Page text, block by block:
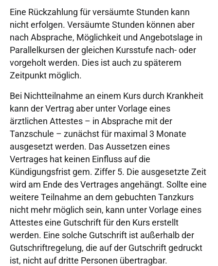
Eine Rückzahlung für versäumte Stunden kann
nicht erfolgen. Versäumte Stunden können aber
nach Absprache, Möglichkeit und Angebotslage in
Parallelkursen der gleichen Kursstufe nach- oder
vorgeholt werden. Dies ist auch zu späterem
Zeitpunkt möglich.
Bei Nichtteilnahme an einem Kurs durch Krankheit
kann der Vertrag aber unter Vorlage eines
ärztlichen Attestes – in Absprache mit der
Tanzschule – zunächst für maximal 3 Monate
ausgesetzt werden. Das Aussetzen eines
Vertrages hat keinen Einfluss auf die
Kündigungsfrist gem. Ziffer 5. Die ausgesetzte Zeit
wird am Ende des Vertrages angehängt. Sollte eine
weitere Teilnahme an dem gebuchten Tanzkurs
nicht mehr möglich sein, kann unter Vorlage eines
Attestes eine Gutschrift für den Kurs erstellt
werden. Eine solche Gutschrift ist außerhalb der
Gutschriftregelung, die auf der Gutschrift gedruckt
ist, nicht auf dritte Personen übertragbar.